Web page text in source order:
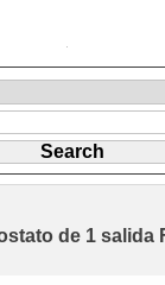
de 1 salida